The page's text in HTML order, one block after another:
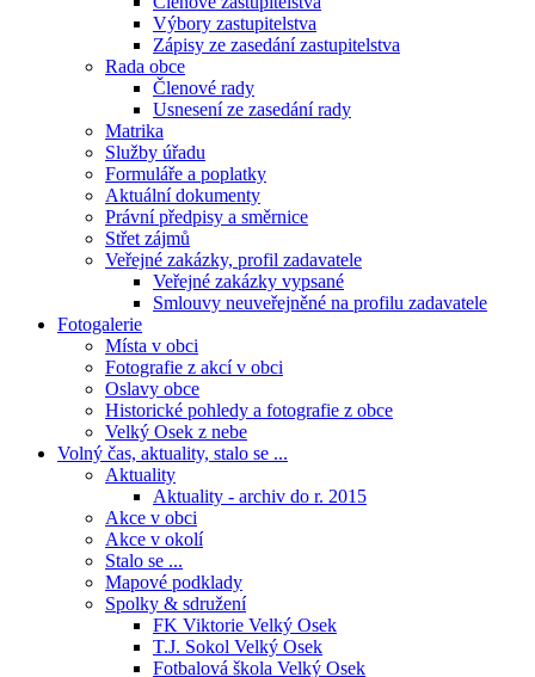
Výbory zastupitelstva
Zápisy ze zasedání zastupitelstva
Rada obce
Členové rady
Usnesení ze zasedání rady
Matrika
Služby úřadu
Formuláře a poplatky
Aktuální dokumenty
Právní předpisy a směrnice
Střet zájmů
Veřejné zakázky, profil zadavatele
Veřejné zakázky vypsané
Smlouvy neuveřejněné na profilu zadavatele
Fotogalerie
Místa v obci
Fotografie z akcí v obci
Oslavy obce
Historické pohledy a fotografie z obce
Velký Osek z nebe
Volný čas, aktuality, stalo se ...
Aktuality
Aktuality - archiv do r. 2015
Akce v obci
Akce v okolí
Stalo se ...
Mapové podklady
Spolky & sdružení
FK Viktorie Velký Osek
T.J. Sokol Velký Osek
Fotbalová škola Velký Osek